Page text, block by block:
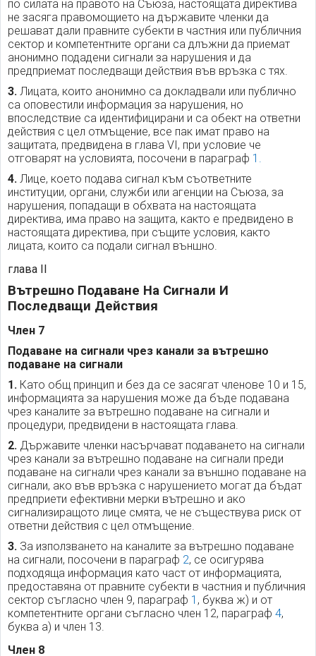
по силата на правото на Съюза, настоящата директива
не засяга правомощието на държавите членки да
решават дали правните субекти в частния или публичния
сектор и компетентните органи са длъжни да приемат
анонимно подадени сигнали за нарушения и да
предприемат последващи действия във връзка с тях.
3. Лицата, които анонимно са докладвали или публично
са оповестили информация за нарушения, но
впоследствие са идентифицирани и са обект на ответни
действия с цел отмъщение, все пак имат право на
защитата, предвидена в глава VI, при условие че
отговарят на условията, посочени в параграф 1.
4. Лице, което подава сигнал към съответните
институции, органи, служби или агенции на Съюза, за
нарушения, попадащи в обхвата на настоящата
директива, има право на защита, както е предвидено в
настоящата директива, при същите условия, както
лицата, които са подали сигнал външно.
глава II
Вътрешно Подаване На Сигнали И
Последващи Действия
Член 7
Подаване на сигнали чрез канали за вътрешно
подаване на сигнали
1. Като общ принцип и без да се засягат членове 10 и 15,
информацията за нарушения може да бъде подавана
чрез каналите за вътрешно подаване на сигнали и
процедури, предвидени в настоящата глава.
2. Държавите членки насърчават подаването на сигнали
чрез канали за вътрешно подаване на сигнали преди
подаване на сигнали чрез канали за външно подаване на
сигнали, ако във връзка с нарушението могат да бъдат
предприети ефективни мерки вътрешно и ако
сигнализиращото лице смята, че не съществува риск от
ответни действия с цел отмъщение.
3. За използването на каналите за вътрешно подаване
на сигнали, посочени в параграф 2, се осигурява
подходяща информация като част от информацията,
предоставяна от правните субекти в частния и публичния
сектор съгласно член 9, параграф 1 , буква ж) и от
компетентните органи съгласно член 12, параграф 4,
буква а) и член 13.
Член 8